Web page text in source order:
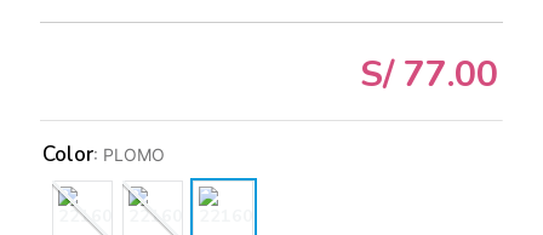
S/ 77.00
Color: PLOMO